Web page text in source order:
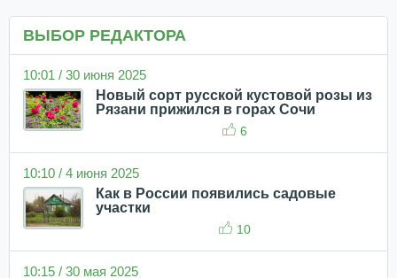
ВЫБОР РЕДАКТОРА
10:01 / 30 июня 2025
Новый сорт русской кустовой розы из
Рязани прижился в горах Сочи
6
10:10 / 4 июня 2025
Как в России появились садовые
участки
10
10:15 / 30 мая 2025